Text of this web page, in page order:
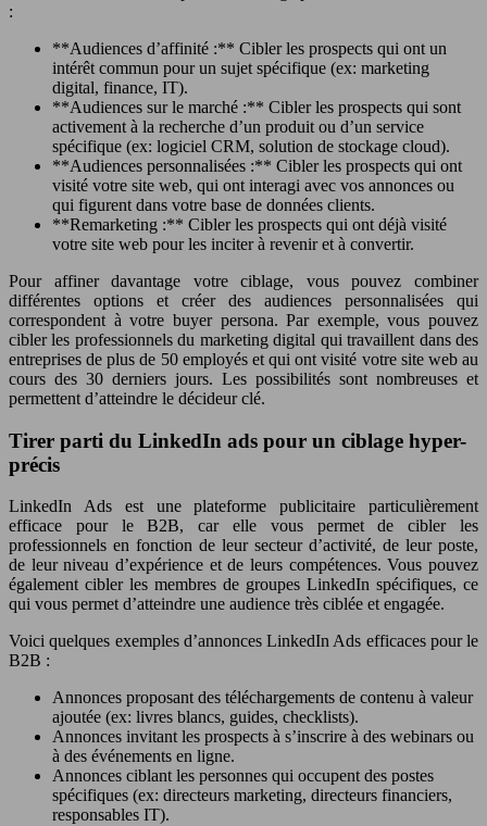
:
**Audiences d’affinité :** Cibler les prospects qui ont un
intérêt commun pour un sujet spécifique (ex: marketing
digital, finance, IT).
**Audiences sur le marché :** Cibler les prospects qui sont
activement à la recherche d’un produit ou d’un service
spécifique (ex: logiciel CRM, solution de stockage cloud).
**Audiences personnalisées :** Cibler les prospects qui ont
visité votre site web, qui ont interagi avec vos annonces ou
qui figurent dans votre base de données clients.
**Remarketing :** Cibler les prospects qui ont déjà visité
votre site web pour les inciter à revenir et à convertir.
Pour affiner davantage votre ciblage, vous pouvez combiner
différentes options et créer des audiences personnalisées qui
correspondent à votre buyer persona. Par exemple, vous pouvez
cibler les professionnels du marketing digital qui travaillent dans des
entreprises de plus de 50 employés et qui ont visité votre site web au
cours des 30 derniers jours. Les possibilités sont nombreuses et
permettent d’atteindre le décideur clé.
Tirer parti du LinkedIn ads pour un ciblage hyper-
précis
LinkedIn Ads est une plateforme publicitaire particulièrement
efficace pour le B2B, car elle vous permet de cibler les
professionnels en fonction de leur secteur d’activité, de leur poste,
de leur niveau d’expérience et de leurs compétences. Vous pouvez
également cibler les membres de groupes LinkedIn spécifiques, ce
qui vous permet d’atteindre une audience très ciblée et engagée.
Voici quelques exemples d’annonces LinkedIn Ads efficaces pour le
B2B :
Annonces proposant des téléchargements de contenu à valeur
ajoutée (ex: livres blancs, guides, checklists).
Annonces invitant les prospects à s’inscrire à des webinars ou
à des événements en ligne.
Annonces ciblant les personnes qui occupent des postes
spécifiques (ex: directeurs marketing, directeurs financiers,
responsables IT).